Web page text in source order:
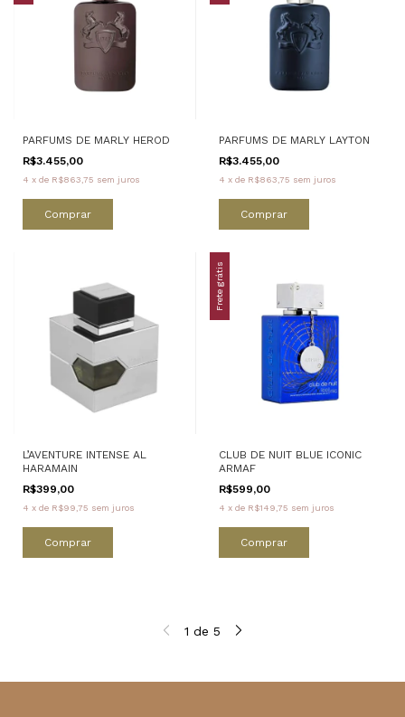
PARFUMS DE MARLY HEROD
R$3.455,00
4 x de R$863,75 sem juros
Comprar
PARFUMS DE MARLY LAYTON
R$3.455,00
4 x de R$863,75 sem juros
Comprar
L’AVENTURE INTENSE AL
HARAMAIN
R$399,00
4 x de R$99,75 sem juros
Comprar
Frete grátis
CLUB DE NUIT BLUE ICONIC
ARMAF
R$599,00
4 x de R$149,75 sem juros
Comprar
1 de 5